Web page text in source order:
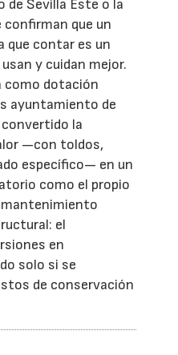
de Sevilla Este o la
confirman que un
que contar es un
y cuidan mejor.
como dotación
ayuntamiento de
la
—con toldos,
específico— en un
como el propio
mantenimiento
el
en
solo si se
de conservación